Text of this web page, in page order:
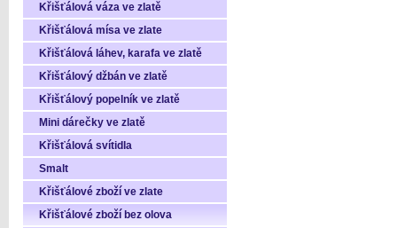
Křišťálová váza ve zlatě
Křišťálová mísa ve zlate
Křišťálová láhev, karafa ve zlatě
Křišťálový džbán ve zlatě
Křišťálový popelník ve zlatě
Mini dárečky ve zlatě
Křišťálová svítidla
Smalt
Křišťálové zboží ve zlate
Křišťálové zboží bez olova